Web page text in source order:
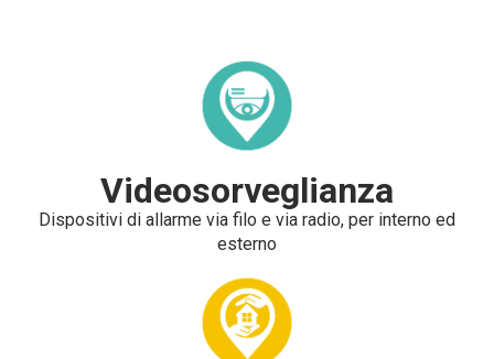
Videosorveglianza
Dispositivi di allarme via filo e via radio, per interno ed
esterno